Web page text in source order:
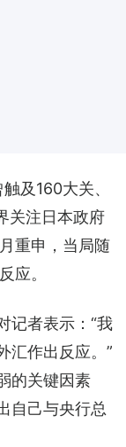
及160大关、
关注日本政府
重申，当局随
应。
记者表示：“我
汇作出反应。”
的关键因素
自己与央行总